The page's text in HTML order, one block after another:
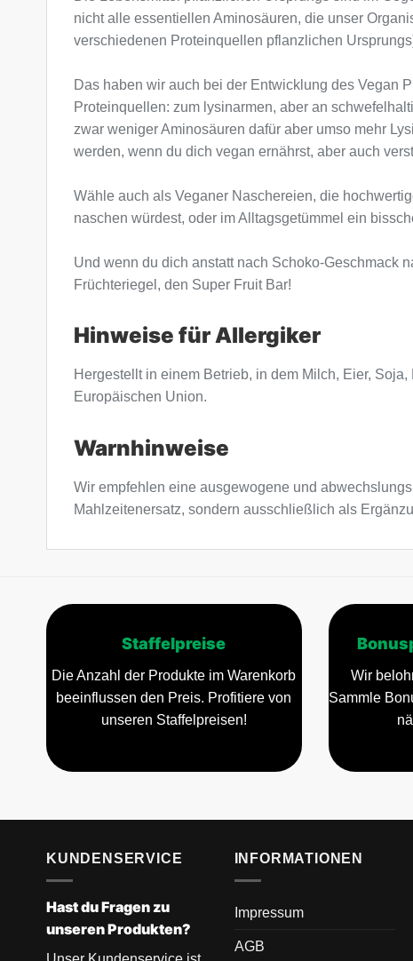
nicht alle essentiellen Aminosäuren, die unser
verschiedenen Proteinquellen pflanzlichen
Das haben wir auch bei der Entwicklung des Vegan
Proteinquellen: zum lysinarmen, aber an
zwar weniger Aminosäuren dafür aber umso mehr
werden, wenn du dich vegan ernährst, aber auch
Wähle auch als Veganer Naschereien, die
naschen würdest, oder im Alltagsgetümmel ein
Und wenn du dich anstatt nach Schoko-Geschmack
Früchteriegel, den Super Fruit Bar!
Hinweise für Allergiker
Hergestellt in einem Betrieb, in dem Milch, Eier,
Europäischen Union.
Warnhinweise
Wir empfehlen eine ausgewogene und
Mahlzeitenersatz, sondern ausschließlich als
Staffelpreise
Die Anzahl der Produkte im Warenkorb
beeinflussen den Preis. Profitiere von
unseren Staffelpreisen!
Wir
Sammle
KUNDENSERVICE
Hast du Fragen zu
unseren Produkten?
INFORMATIONEN
Impressum
AGB